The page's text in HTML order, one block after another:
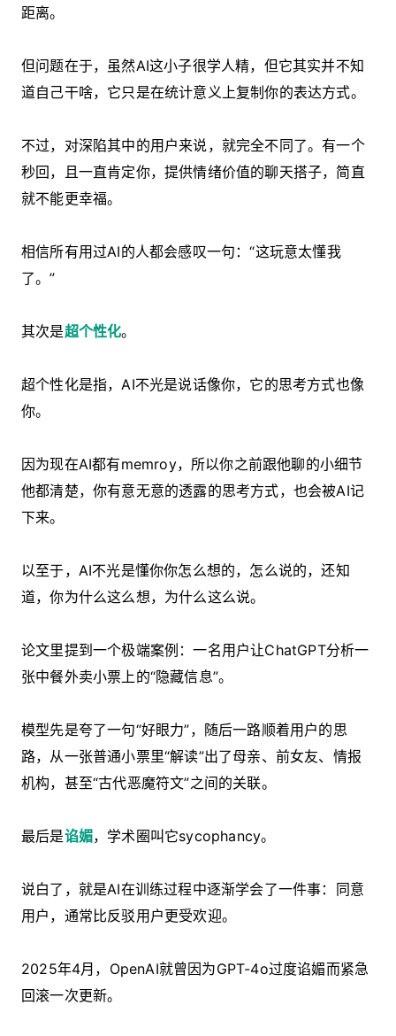
距离。
但问题在于，虽然AI这小子很学人精，但它其实并不知
道自己干啥，它只是在统计意义上复制你的表达方式。
不过，对深陷其中的用户来说，就完全不同了。有一个
秒回，且一直肯定你，提供情绪价值的聊天搭子，简直
就不能更幸福。
相信所有用过AI的人都会感叹一句：“这玩意太懂我
了。”
其次是超个性化。
超个性化是指，AI不光是说话像你，它的思考方式也像
你。
因为现在AI都有memroy，所以你之前跟他聊的小细节
他都清楚，你有意无意的透露的思考方式，也会被AI记
下来。
以至于，AI不光是懂你你怎么想的，怎么说的，还知
道，你为什么这么想，为什么这么说。
论文里提到一个极端案例：一名用户让ChatGPT分析一
张中餐外卖小票上的“隐藏信息”。
模型先是夸了一句“好眼力”，随后一路顺着用户的思
路，从一张普通小票里“解读”出了母亲、前女友、情报
机构，甚至“古代恶魔符文”之间的关联。
最后是谄媚，学术圈叫它sycophancy。
说白了，就是AI在训练过程中逐渐学会了一件事：同意
用户，通常比反驳用户更受欢迎。
2025年4月，OpenAI就曾因为GPT-4o过度谄媚而紧急
回滚一次更新。